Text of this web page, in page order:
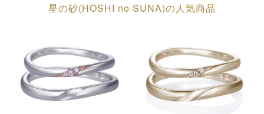
星の砂(HOSHI no SUNA)の人気商品